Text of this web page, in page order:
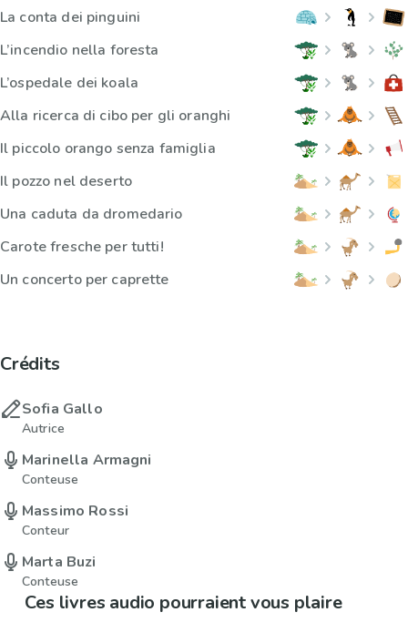
La conta dei pinguini
L’incendio nella foresta
L’ospedale dei koala
Alla ricerca di cibo per gli oranghi
Il piccolo orango senza famiglia
Il pozzo nel deserto
Una caduta da dromedario
Carote fresche per tutti!
Un concerto per caprette
Crédits
Sofia Gallo
Autrice
Marinella Armagni
Conteuse
Massimo Rossi
Conteur
Marta Buzi
Conteuse
Ces livres audio pourraient vous plaire